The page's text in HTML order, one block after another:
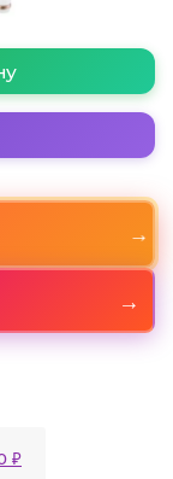
→
→
₽